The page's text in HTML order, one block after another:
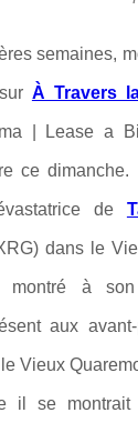
semaines,
À Travers
| Lease a
ce
de
dans le
montré à
aux
Vieux
il se